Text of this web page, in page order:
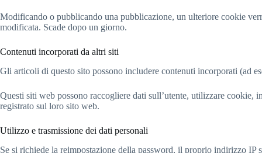
Modificando o pubblicando una pubblicazione, un ulteriore cookie
modificata. Scade dopo un giorno.
Contenuti incorporati da altri siti
Gli articoli di questo sito possono includere contenuti incorporati (ad
Questi siti web possono raccogliere dati sull’utente, utilizzare cookie,
registrato sul loro sito web.
Utilizzo e trasmissione dei dati personali
Se si richiede la reimpostazione della password, il proprio indirizzo IP